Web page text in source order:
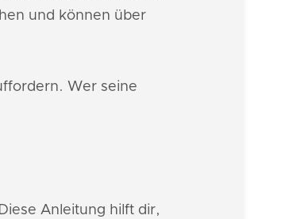
und können über
Wer seine
Anleitung hilft dir,